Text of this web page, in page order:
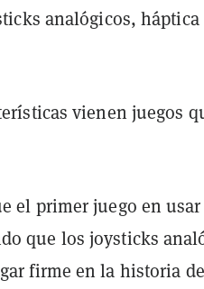
analógicos,
vienen juegos
el primer juego en
que los joysticks
firme en la historia